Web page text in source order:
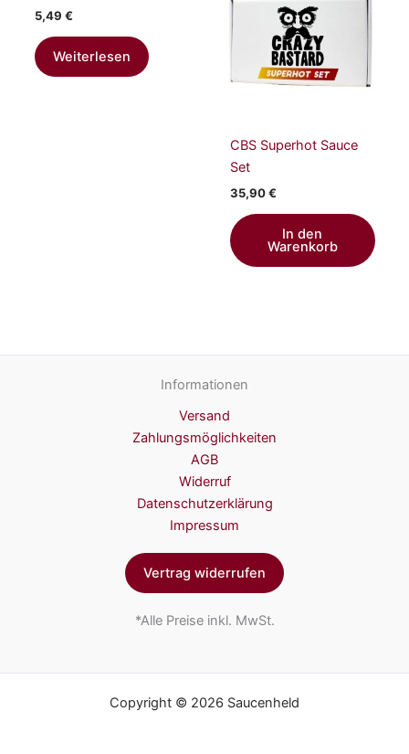
5,49 €
Weiterlesen
CBS Superhot Sauce
Set
35,90€
In den
Warenkorb
Informationen
Versand
Zahlungsmöglichkeiten
AGB
Widerruf
Datenschutzerklärung
Impressum
Vertrag widerrufen
*Alle Preise inkl. MwSt.
Copyright © 2026 Saucenheld